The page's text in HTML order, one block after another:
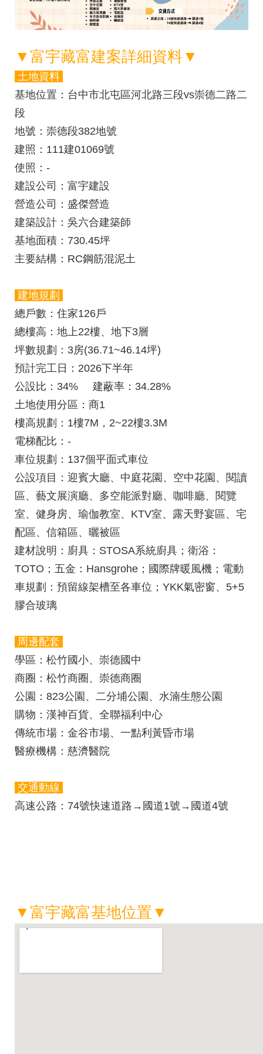
▼富宇藏富建案詳細資料▼
土地資料
基地位置 ：台中市北屯區河北路三段vs崇德二路二
段
地號 ：崇德段382地號
建照 ：111建01069號
使照 ：-
建設公司
：富宇建設
營造公司
：盛傑營造
建築設計 ：吳六合建築師
基地面積 ：730.45坪
主要結構 ：RC鋼筋混泥土
建地規劃
總戶數 ：住家126戶
總樓高 ：地上22樓、地下3層
坪數規劃 ：3房(36.71~46.14坪)
預計完工日 ：2026下半年
公設比 ：34% 建蔽率 ：34.28%
土地使用分區 ：商1
樓高規劃 ：1樓7M，2~22樓3.3M
電梯配比： -
車位規劃 ：137個平面式車位
公設項目
：迎賓大廳、中庭花園、空中花園、閱讀
區、藝文展演廳、多空能派對廳、咖啡廳、閱覽
室、健身房、瑜伽教室、KTV室、露天野宴區、宅
配區、信箱區、曬被區
建材說明 ：廚具：STOSA系統廚具；衛浴：
TOTO；五金：Hansgrohe；國際牌暖風機；電動
車規劃：預留線架槽至各車位；YKK氣密窗、5+5
膠合玻璃
周邊配套
學區 ：松竹國小、崇德國中
商圈 ：松竹商圈、崇德商圈
公園 ：823公園、二分埔公園、水湳生態公園
購物 ：漢神百貨、全聯福利中心
傳統市場 ：金谷市場、一點利黃昏市場
醫療機構 ：慈濟醫院
交通動線
高速公路： 74號快速道路→國道1號→國道4號
▼富宇藏富基地位置 ▼